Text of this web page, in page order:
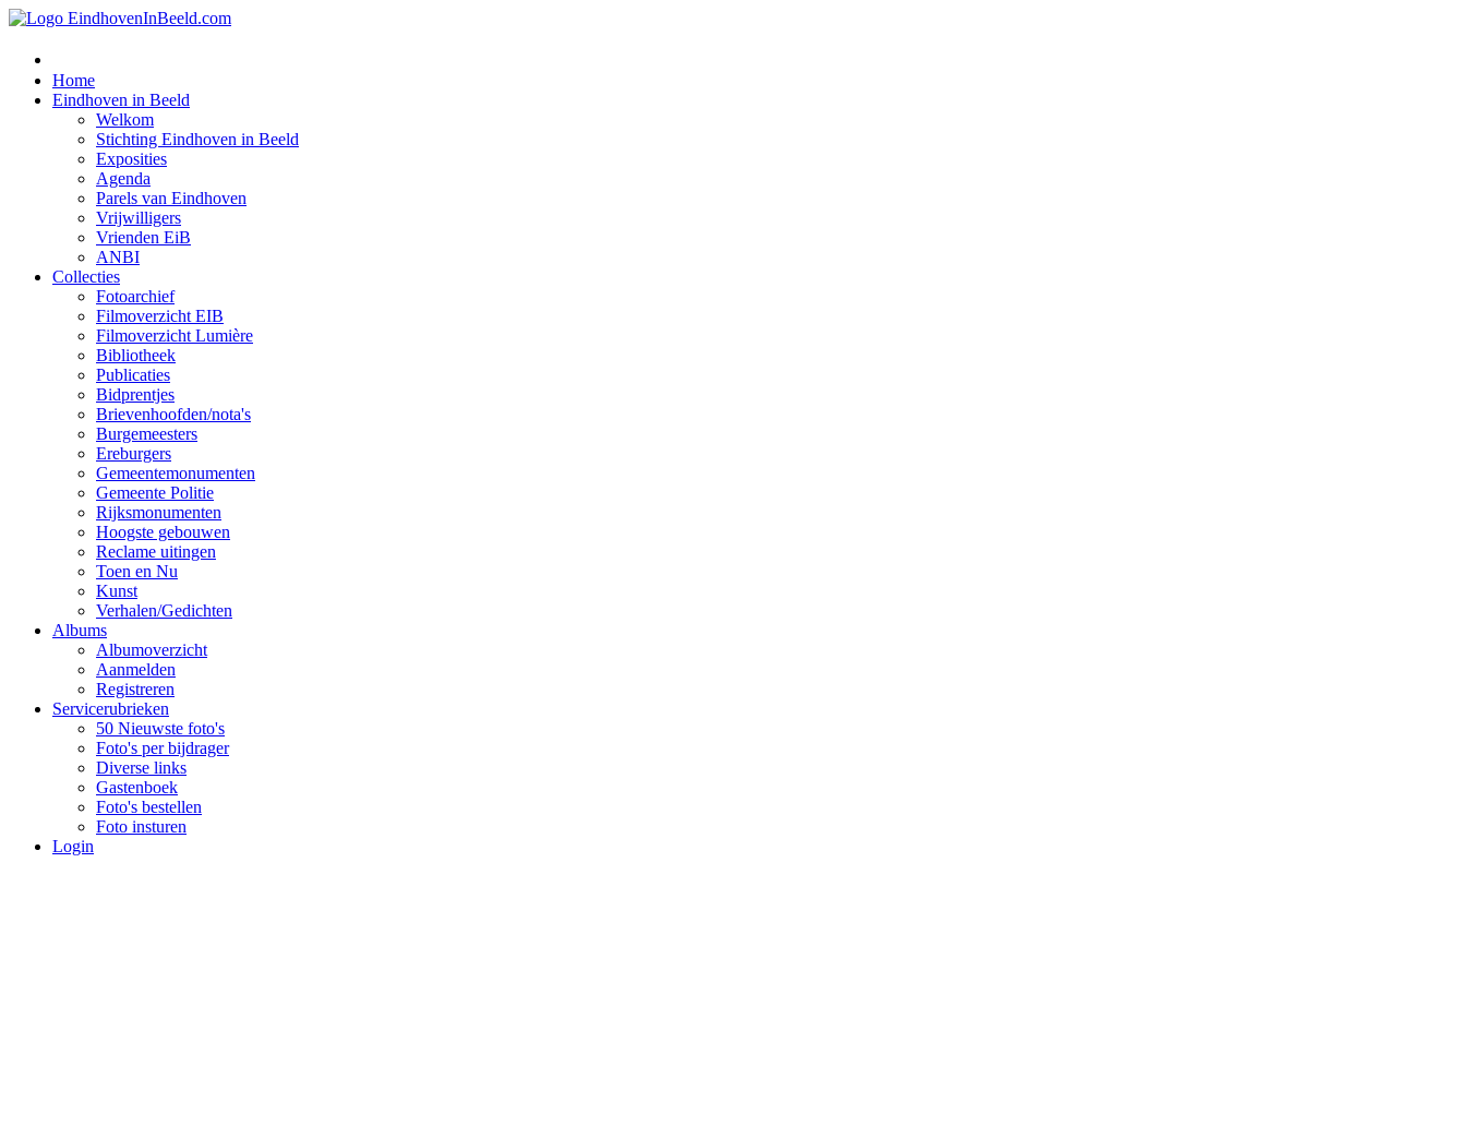
Home
Eindhoven in Beeld
Welkom
Stichting Eindhoven in Beeld
Exposities
Agenda
Parels van Eindhoven
Vrijwilligers
Vrienden EiB
ANBI
Collecties
Fotoarchief
Filmoverzicht EIB
Filmoverzicht Lumière
Bibliotheek
Publicaties
Bidprentjes
Brievenhoofden/nota's
Burgemeesters
Ereburgers
Gemeentemonumenten
Gemeente Politie
Rijksmonumenten
Hoogste gebouwen
Reclame uitingen
Toen en Nu
Kunst
Verhalen/Gedichten
Albums
Albumoverzicht
Aanmelden
Registreren
Servicerubrieken
50 Nieuwste foto's
Foto's per bijdrager
Diverse links
Gastenboek
Foto's bestellen
Foto insturen
Login